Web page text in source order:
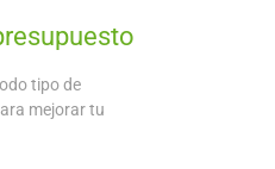
tipo de
mejorar tu